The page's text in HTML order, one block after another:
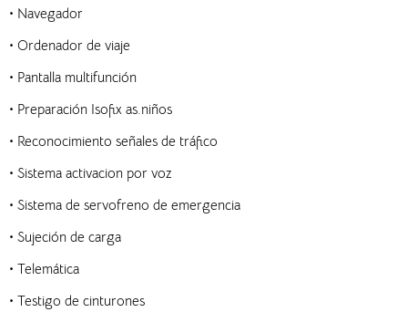
• Navegador
• Ordenador de viaje
• Pantalla multifunción
• Preparación Isofix as.niños
• Reconocimiento señales de tráfico
• Sistema activacion por voz
• Sistema de servofreno de emergencia
• Sujeción de carga
• Telemática
• Testigo de cinturones